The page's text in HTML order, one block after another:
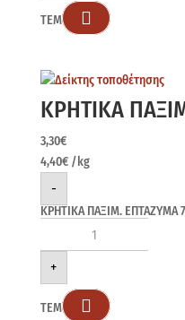
ΤΕΜ 
ΚΡΗΤΙΚΑ
3,30€
4,40€ /kg
-
ΚΡΗΤΙΚΑ ΠΑΞΙΜ. ΕΠΤΑΖΥΜΑ
+
ΤΕΜ 